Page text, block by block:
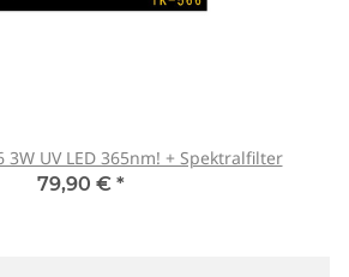
3W UV LED 365nm! + Spektralfilter
79,90 € *